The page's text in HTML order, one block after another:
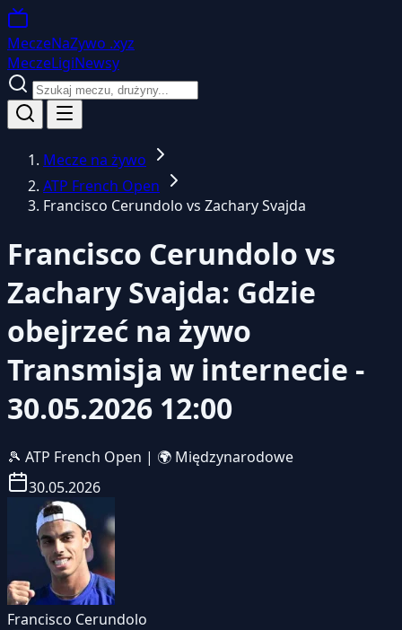
MeczeNaZywo .xyz
MeczeLigiNewsy
Mecze na żywo
ATP French Open
Francisco Cerundolo vs Zachary Svajda
Francisco Cerundolo vs
Zachary Svajda: Gdzie
obejrzeć na żywo
Transmisja w internecie -
30.05.2026 12:00
🎾 ATP French Open | 🌍 Międzynarodowe
30.05.2026
Francisco Cerundolo